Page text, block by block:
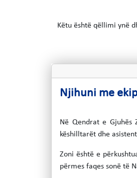
Këtu është qëllimi ynë
Njihuni me
Në Qendrat e Gjuhës
këshilltarët dhe
Zoni është e
përmes faqes sonë të